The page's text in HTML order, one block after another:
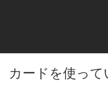
カードを使っ